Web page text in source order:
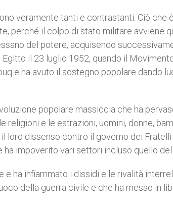
veramente tanti e contrastanti. Ciò che
perché il colpo di stato militare avviene
del potere, acquisendo
il 23 luglio 1952, quando il
e ha avuto il sostegno popolare dando
popolare massiccia che ha
religioni e le estrazioni, uomini, donne,
loro dissenso contro il governo dei
ha impoverito vari settori incluso quello del
e ha infiammato i dissidi e le rivalità
della guerra civile e che ha messo in